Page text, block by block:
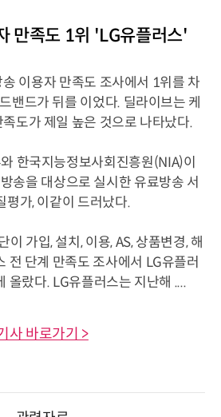
만족도 1위 'LG유플러스'
이용자 만족도 조사에서 1위를 차
밴드가 뒤를 이었다. 딜라이브는 케
도가 제일 높은 것으로 나타났다.
한국지능정보사회진흥원(NIA)이
송을 대상으로 실시한 유료방송 서
평가, 이같이 드러났다.
가입, 설치, 이용, AS, 상품변경, 해
전 단계 만족도 조사에서 LG유플러
올랐다. LG유플러스는 지난해 ....
사 바로가기 >